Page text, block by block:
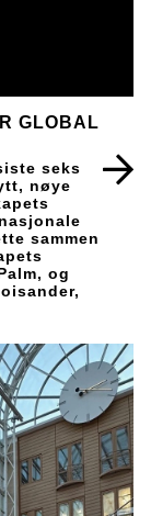
GLOBAL
seks
nøye
sammen
og